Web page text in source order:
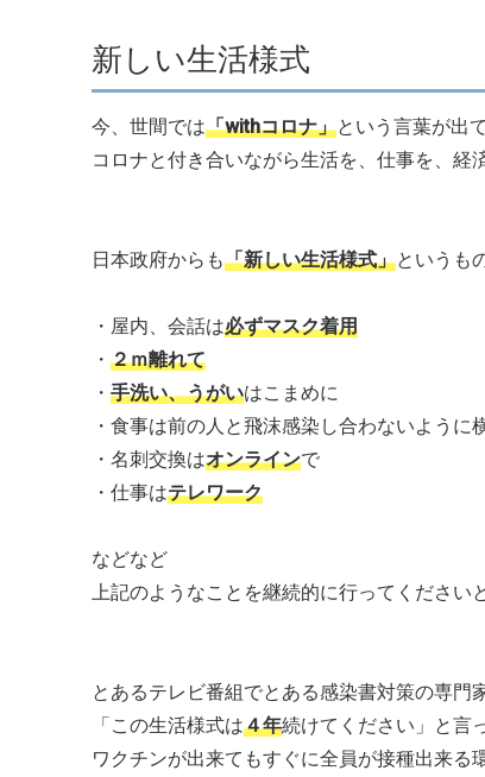
新しい生活様式
今、世間では「withコロナ」という言葉が出
コロナと付き合いながら生活を、仕事を、経
日本政府からも「新しい生活様式」というも
・屋内、会話は必ずマスク着用
・ ２ｍ離れて
・ 手洗い、うがいはこまめに
・食事は前の人と飛沫感染し合わないように
・名刺交換はオンラインで
・仕事はテレワーク
などなど
上記のようなことを継続的に行ってください
とあるテレビ番組でとある感染書対策の専門
「この生活様式は４年続けてください」と言
ワクチンが出来てもすぐに全員が接種出来る